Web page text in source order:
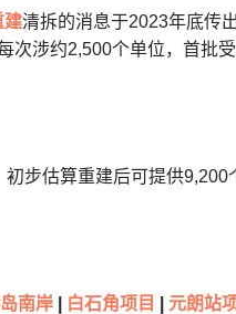
建清拆的消息于2023年底传
次涉约2,500个单位，首批
步估算重建后可提供
南岸 白石角项目 元朗站